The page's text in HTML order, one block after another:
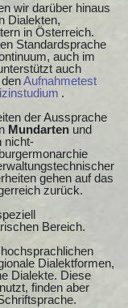
wir darüber hinaus
Dialekten,
in Österreich.
Standardsprache
auch im
auch
Aufnahmetest
.
der Aussprache
Mundarten und
nicht-
gehen auf das
zurück.
Bereich.
Dialektformen,
Dialekte. Diese
finden aber